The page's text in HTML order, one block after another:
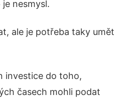
nesmysl.
ale je potřeba taky umět
investice do toho,
časech mohli podat